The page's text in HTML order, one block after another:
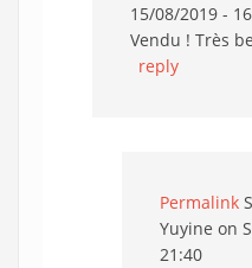
15/08/2019 -
Vendu ! Très
reply
Permalink
Yuyine on
21:40